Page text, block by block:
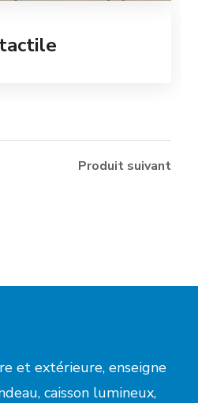
Produit suivant
et extérieure, enseigne
caisson lumineux,